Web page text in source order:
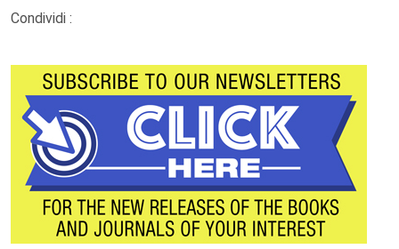
Condividi :